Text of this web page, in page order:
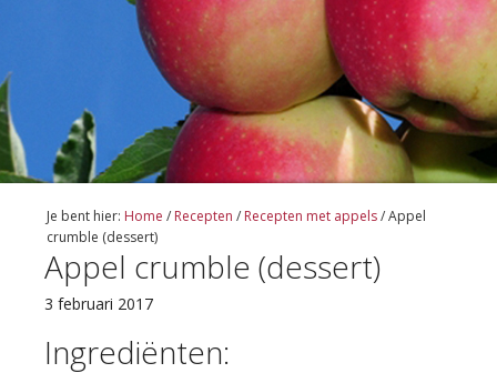
Je bent hier: Home / Recepten / Recepten met appels/Appel
crumble (dessert)
Appel crumble (dessert)
3 februari 2017
Ingrediënten: